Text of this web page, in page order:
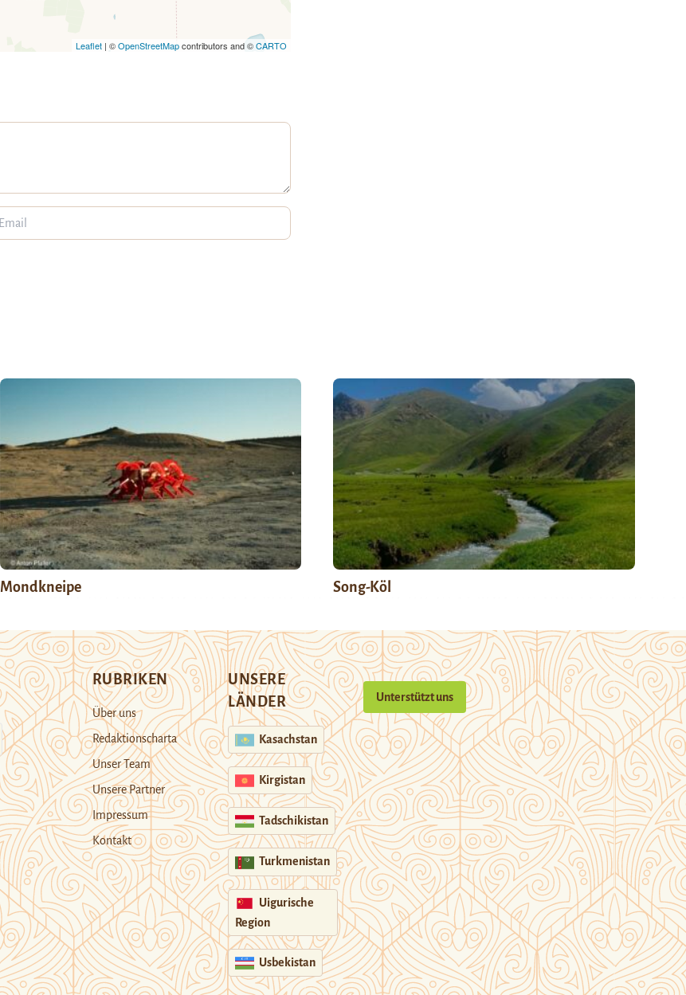
Leaflet | ©OpenStreetMapcontributors and ©CARTO
Mondkneipe Song-Köl
RUBRIKEN
Über uns
Redaktionscharta
Unser Team
Unsere Partner
Impressum
Kontakt
UNSERE
LÄNDER
Kasachstan
Kirgistan
Tadschikistan
Turkmenistan
Uigurische
Region
Usbekistan
Unterstützt uns